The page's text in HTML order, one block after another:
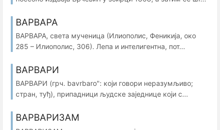
ВАРВАРА
ВАРВАРА, света мученица (Илиополис, Феникија, око
285 – Илиополис, 306). Лепа и интелигентна, пот...
ВАРВАРИ
ВАРВАРИ (грч. bavrbaro": који говори неразумљиво;
стран, туђ), припадници људске заједнице који с...
ВАРВАРИЗАМ